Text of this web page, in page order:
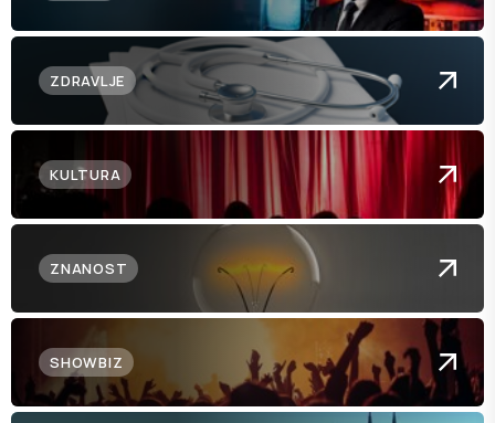
ZDRAVLJE
KULTURA
ZNANOST
SHOWBIZ